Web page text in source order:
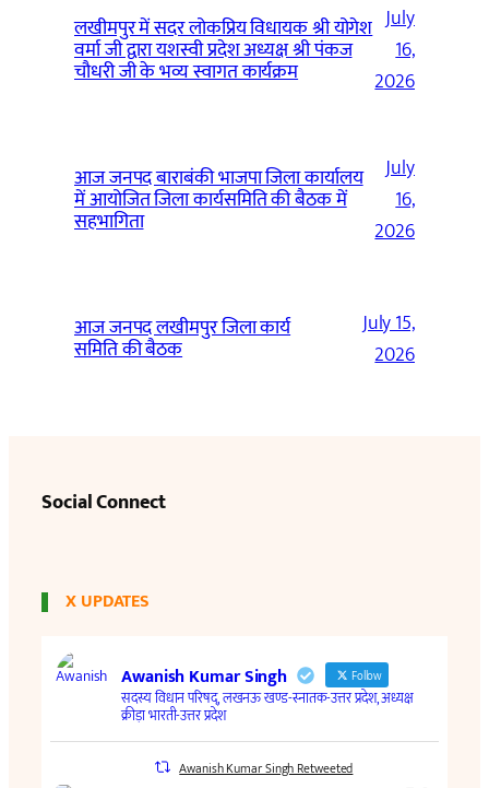
लखीमपुर में सदर लोकप्रिय विधायक श्री योगेश
वर्मा जी द्वारा यशस्वी प्रदेश अध्यक्ष श्री पंकज
चौधरी जी के भव्य स्वागत कार्यक्रम
July
16,
2026
आज जनपद बाराबंकी भाजपा जिला कार्यालय
में आयोजित जिला कार्यसमिति की बैठक में
सहभागिता
July
16,
2026
आज जनपद लखीमपुर जिला कार्य
समिति की बैठक
July 15,
2026
Social Connect
X UPDATES